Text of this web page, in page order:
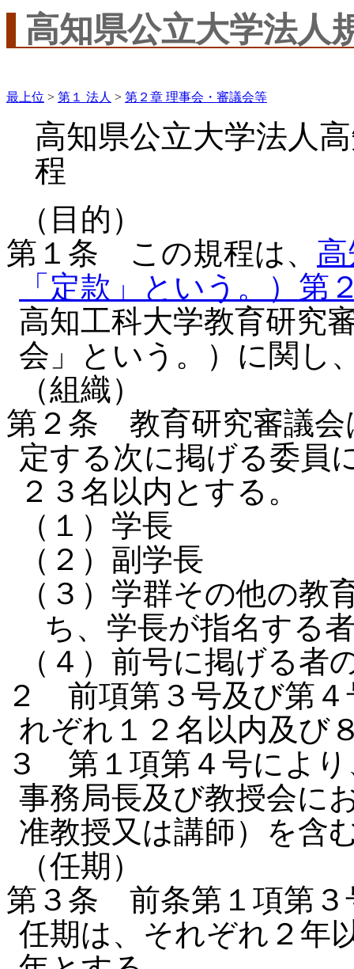
高知県公立大学法人
最上位 > 第１ 法人 > 第２章 理事会・審議会等
高知県公立大学法人
程
（目的）
第１条 この規程は、
「定款」という。）第
高知工科大学教育研究
会」という。）に関し
（組織）
第２条 教育研究審議会
定する次に掲げる委員
２３名以内とする。
（１）学長
（２）副学長
（３）学群その他の教
ち、学長が指名する
（４）前号に掲げる者
２ 前項第３号及び第４
れぞれ１２名以内及び
３ 第１項第４号により
事務局長及び教授会に
准教授又は講師）を含
（任期）
第３条 前条第１項第３
任期は、それぞれ２年